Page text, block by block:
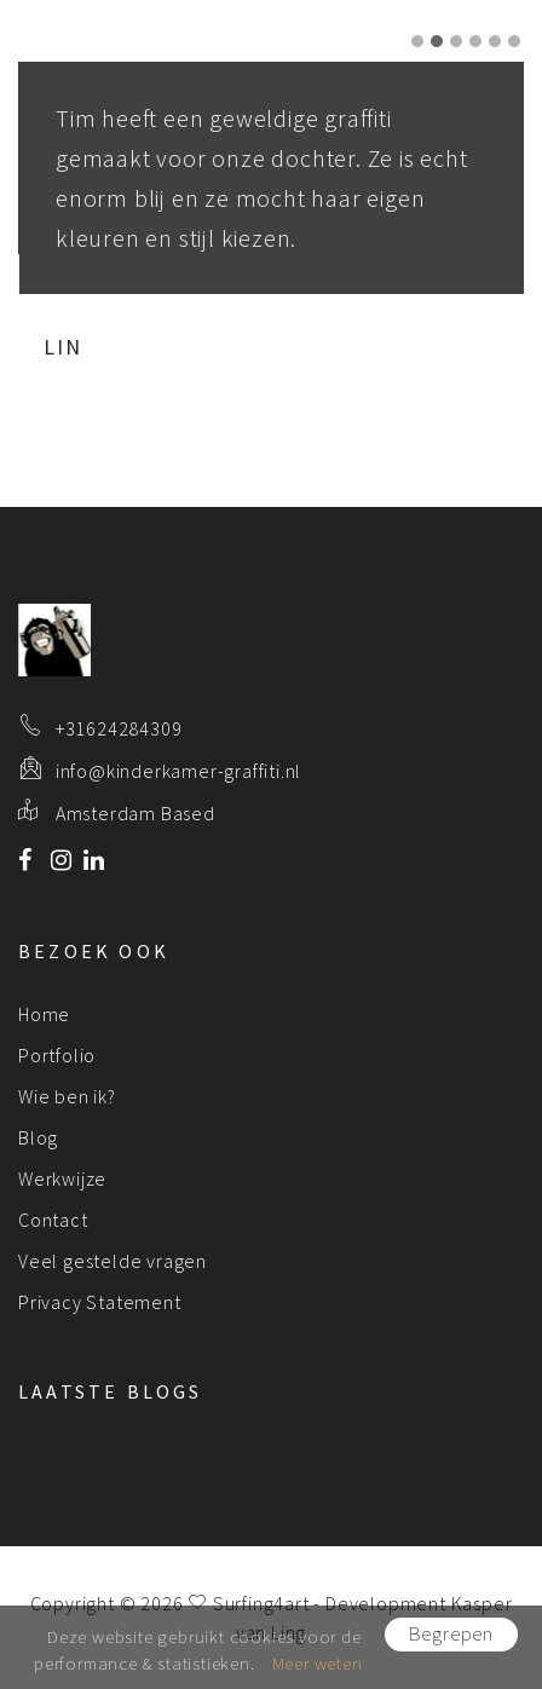
Tim heeft een geweldige graffiti
gemaakt voor onze dochter. Ze is echt
enorm blij en ze mocht haar eigen
kleuren en stijl kiezen.
LIN
+31624284309
info@kinderkamer-graffiti.nl
Amsterdam Based
BEZOEK OOK
Home
Portfolio
Wie ben ik?
Blog
Werkwijze
Contact
Veel gestelde vragen
Privacy Statement
LAATSTE BLOGS
Copyright © 2026 Surfing4art- DevelopmentKasper
van Ling
Begrepen
Deze website gebruikt cookies voor de
performance & statistieken.
Meer weten